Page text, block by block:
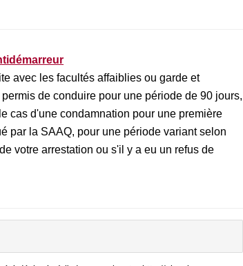
avec les facultés affaiblies ou garde et
de conduire pour une période de 90 jours,
cas d'une condamnation pour une première
par la SAAQ, pour une période variant selon
votre arrestation ou s'il y a eu un refus de